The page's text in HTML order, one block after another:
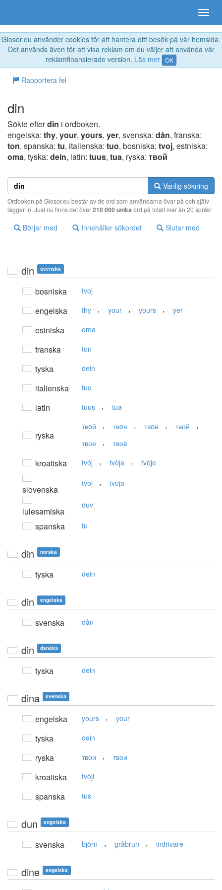
Glosor.eu använder cookies för att hantera ditt besök på vår hemsida.
Det används även för att visa reklam om du väljer att använda vår
reklamfinansierade version. Läs mer OK
Rapportera fel
din
Sökte efterdin i ordboken.
engelska: thy, your, yours, yer, svenska: dån, franska:
ton, spanska: tu, italienska: tuo, bosniska: tvoj, estniska:
oma, tyska: dein, latin: tuus, tua, ryska: твoй
Vanlig sökning
Ordboken på Glosor.eu består av de ord som användarna övar på och själv
lägger in. Just nu finns det över210 000 unika ord på totalt mer än 20 språk!
Börjar med Innehåller sökordet Slutar med
din svenska
bosniska tvoj
engelska thy , your , yours , yer
estniska oma
franska ton
tyska dein
italienska tuo
latin tuus , tua
ryska
твoй , твoя , твoё , твой ,
твоя , твоё
kroatiska tvój , tvòja , tvòje
slovenska
tvoj , tvoja
lulesamiska
duv
spanska tu
din norska
tyska dein
din engelska
svenska dån
din danska
tyska dein
dina svenska
engelska yours , your
tyska dein
ryska твoи , твои
kroatiska tvòji
spanska tus
dun engelska
svenska björn , gråbrun , indrivare
dine engelska